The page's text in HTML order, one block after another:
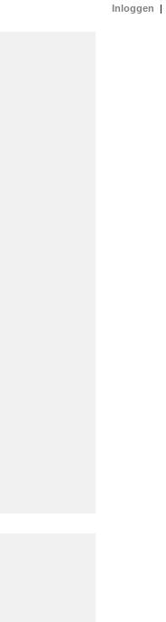
Inloggen |